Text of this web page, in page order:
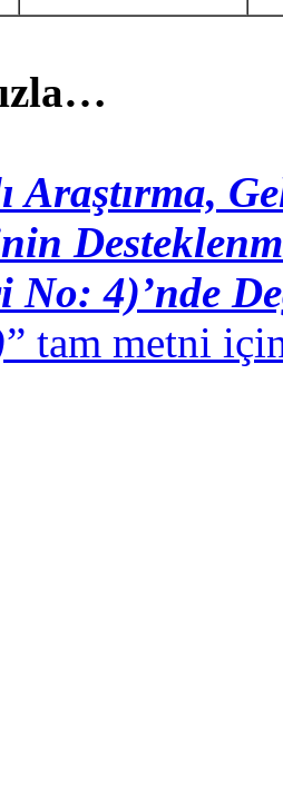
Araştırma,
No: 4)’nde
” tam metni